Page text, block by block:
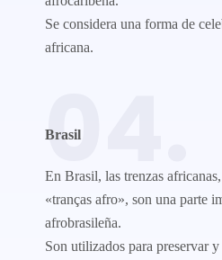
Se considera una forma de
africana.
04.
Brasil
En Brasil, las trenzas
«tranças afro», son una parte
afrobrasileña.
Son utilizados para preservar